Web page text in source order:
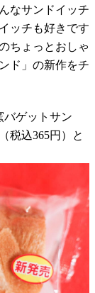
なサンドイッチ
ッチも好きです
ちょっとおしゃ
ド」の新作をチ
バゲットサン
税込365円）と